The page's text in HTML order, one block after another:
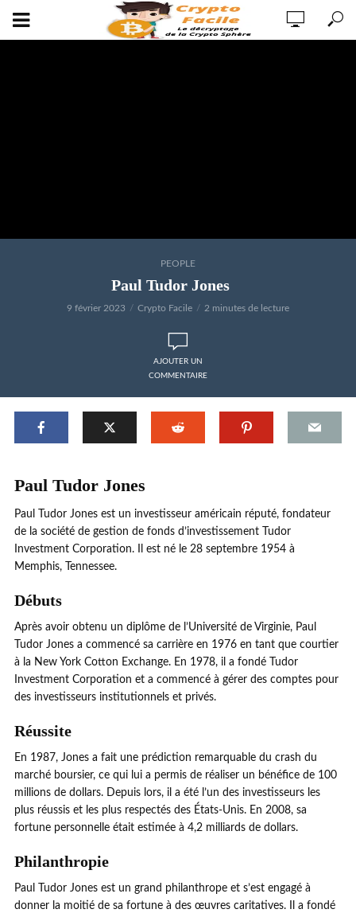
PEOPLE
Paul Tudor Jones
9 février 2023 Crypto Facile 2 minutes de lecture
AJOUTER UN
COMMENTAIRE
Paul Tudor Jones
Paul Tudor Jones est un investisseur américain réputé, fondateur
de la société de gestion de fonds d’investissement Tudor
Investment Corporation. Il est né le 28 septembre 1954 à
Memphis, Tennessee.
Débuts
Après avoir obtenu un diplôme de l’Université de Virginie, Paul
Tudor Jones a commencé sa carrière en 1976 en tant que courtier
à la New York Cotton Exchange. En 1978, il a fondé Tudor
Investment Corporation et a commencé à gérer des comptes pour
des investisseurs institutionnels et privés.
Réussite
En 1987, Jones a fait une prédiction remarquable du crash du
marché boursier, ce qui lui a permis de réaliser un bénéfice de 100
millions de dollars. Depuis lors, il a été l’un des investisseurs les
plus réussis et les plus respectés des États-Unis. En 2008, sa
fortune personnelle était estimée à 4,2 milliards de dollars.
Philanthropie
Paul Tudor Jones est un grand philanthrope et s’est engagé à
donner la moitié de sa fortune à des œuvres caritatives. Il a fondé